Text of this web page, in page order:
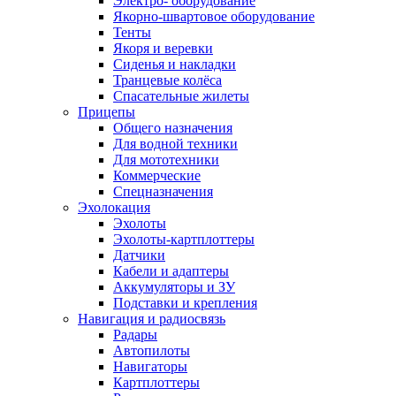
Якорно-швартовое оборудование
Тенты
Якоря и веревки
Сиденья и накладки
Транцевые колёса
Спасательные жилеты
Прицепы
Общего назначения
Для водной техники
Для мототехники
Коммерческие
Спецназначения
Эхолокация
Эхолоты
Эхолоты-картплоттеры
Датчики
Кабели и адаптеры
Аккумуляторы и ЗУ
Подставки и крепления
Навигация и радиосвязь
Радары
Автопилоты
Навигаторы
Картплоттеры